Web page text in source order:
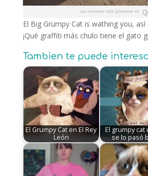
El Big Grumpy Cat is wathing you,
¡Qué graffiti más chulo tiene el gato
Tambien te puede
El Grumpy Cat en El Rey
León
El grumpy cat
se lo pasó